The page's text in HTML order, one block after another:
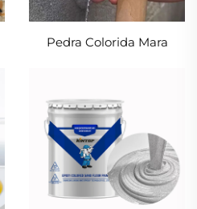
Pedra Colorida Mara